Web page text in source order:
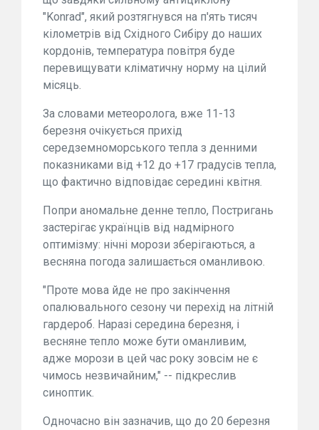
"Konrad", який розтягнувся на п'ять тисяч
кілометрів від Східного Сибіру до наших
кордонів, температура повітря буде
перевищувати кліматичну норму на цілий
місяць.
За словами метеоролога, вже 11-13
березня очікується прихід
середземноморського тепла з денними
показниками від +12 до +17 градусів тепла,
що фактично відповідає середині квітня.
Попри аномальне денне тепло, Постригань
застерігає українців від надмірного
оптимізму: нічні морози зберігаються, а
весняна погода залишається оманливою.
"Проте мова йде не про закінчення
опалювального сезону чи перехід на літній
гардероб. Наразі середина березня, і
весняне тепло може бути оманливим,
адже морози в цей час року зовсім не є
чимось незвичайним," -- підкреслив
синоптик.
Одночасно він зазначив, що до 20 березня